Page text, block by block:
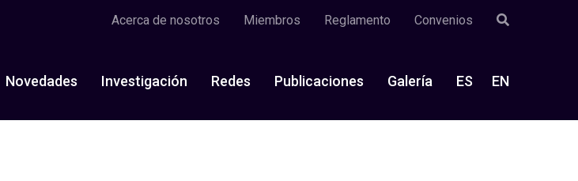
Acerca de nosotros Miembros Reglamento Convenios
Novedades Investigación Redes Publicaciones Galería ES EN